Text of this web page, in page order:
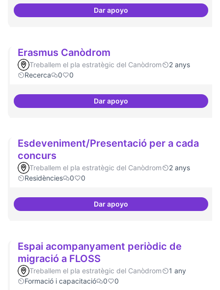
Dar apoyoDrets Humans i capa digital
Erasmus Canòdrom
Treballem el pla estratègic del Canòdrom
2 anys
Recerca
0 0
Dar apoyoErasmus Canòdrom
Esdeveniment/Presentació per a cada
concurs
Treballem el pla estratègic del Canòdrom
2 anys
Residències
0 0
Dar apoyoEsdeveniment/Presentació per
Espai acompanyament periòdic de
migració a FLOSS
Treballem el pla estratègic del Canòdrom
1 any
Formació i capacitació
0 0